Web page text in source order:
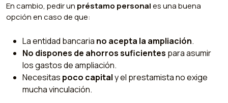
En cambio, pedir un préstamo personales una buena
opción en caso de que:
La entidad bancaria no acepta la ampliación.
No dispones de ahorros suficientes para asumir
los gastos de ampliación.
Necesitas poco capitaly el prestamista no exige
mucha vinculación.